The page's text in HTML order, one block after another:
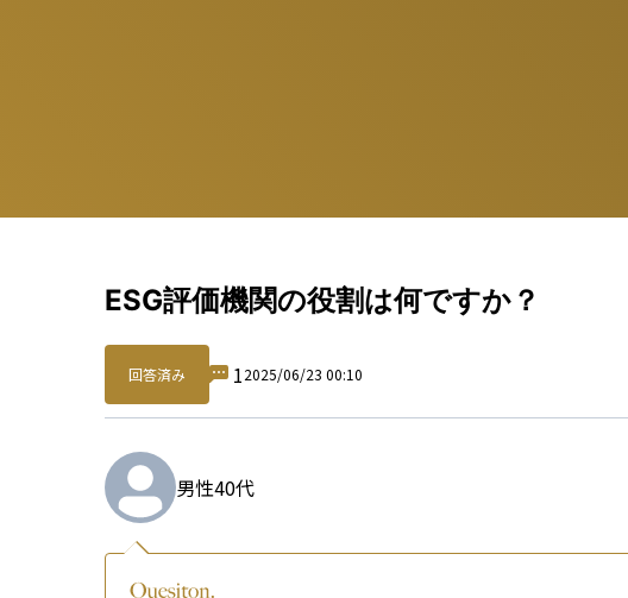
ESG評価機関の役割は何ですか？
回答済み 12025/06/23 00:10
男性40代